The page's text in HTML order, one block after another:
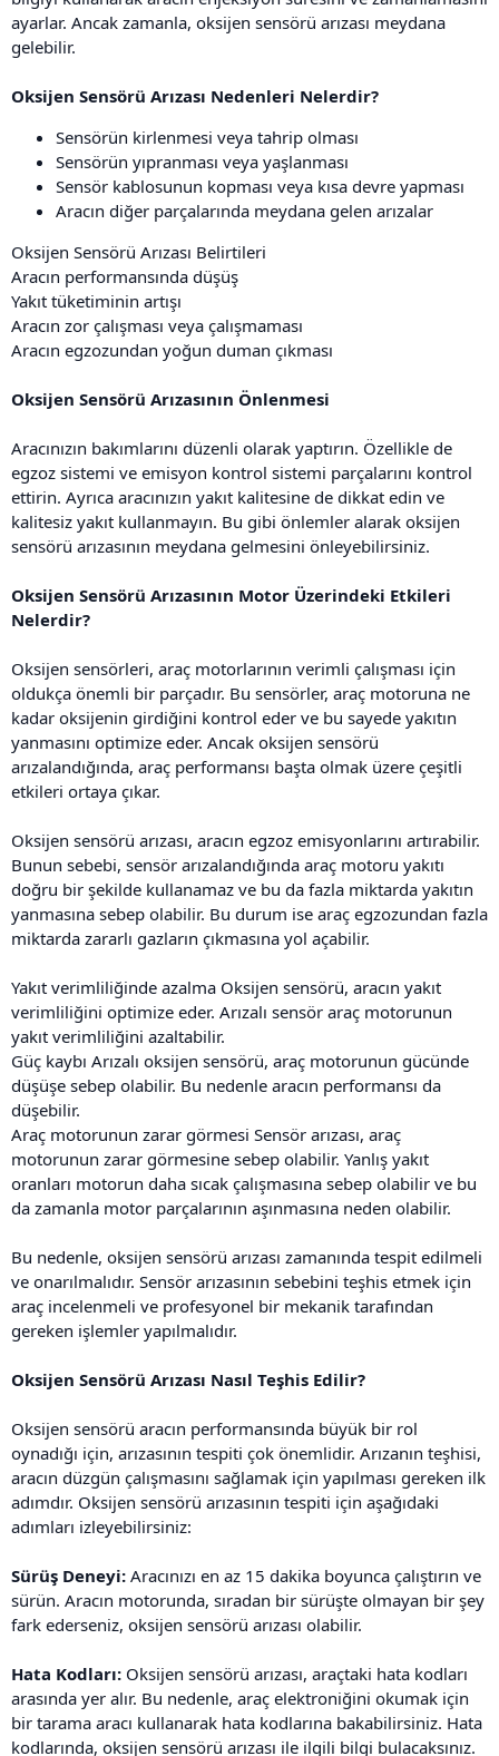
ayarlar. Ancak zamanla, oksijen sensörü arızası meydana
gelebilir.
Oksijen Sensörü Arızası Nedenleri Nelerdir?
Sensörün kirlenmesi veya tahrip olması
Sensörün yıpranması veya yaşlanması
Sensör kablosunun kopması veya kısa devre yapması
Aracın diğer parçalarında meydana gelen arızalar
Oksijen Sensörü Arızası Belirtileri
Aracın performansında düşüş
Yakıt tüketiminin artışı
Aracın zor çalışması veya çalışmaması
Aracın egzozundan yoğun duman çıkması
Oksijen Sensörü Arızasının Önlenmesi
Aracınızın bakımlarını düzenli olarak yaptırın. Özellikle de
egzoz sistemi ve emisyon kontrol sistemi parçalarını kontrol
ettirin. Ayrıca aracınızın yakıt kalitesine de dikkat edin ve
kalitesiz yakıt kullanmayın. Bu gibi önlemler alarak oksijen
sensörü arızasının meydana gelmesini önleyebilirsiniz.
Oksijen Sensörü Arızasının Motor Üzerindeki Etkileri
Nelerdir?
Oksijen sensörleri, araç motorlarının verimli çalışması için
oldukça önemli bir parçadır. Bu sensörler, araç motoruna ne
kadar oksijenin girdiğini kontrol eder ve bu sayede yakıtın
yanmasını optimize eder. Ancak oksijen sensörü
arızalandığında, araç performansı başta olmak üzere çeşitli
etkileri ortaya çıkar.
Oksijen sensörü arızası, aracın egzoz emisyonlarını artırabilir.
Bunun sebebi, sensör arızalandığında araç motoru yakıtı
doğru bir şekilde kullanamaz ve bu da fazla miktarda yakıtın
yanmasına sebep olabilir. Bu durum ise araç egzozundan fazla
miktarda zararlı gazların çıkmasına yol açabilir.
Yakıt verimliliğinde azalma Oksijen sensörü, aracın yakıt
verimliliğini optimize eder. Arızalı sensör araç motorunun
yakıt verimliliğini azaltabilir.
Güç kaybı Arızalı oksijen sensörü, araç motorunun gücünde
düşüşe sebep olabilir. Bu nedenle aracın performansı da
düşebilir.
Araç motorunun zarar görmesi Sensör arızası, araç
motorunun zarar görmesine sebep olabilir. Yanlış yakıt
oranları motorun daha sıcak çalışmasına sebep olabilir ve bu
da zamanla motor parçalarının aşınmasına neden olabilir.
Bu nedenle, oksijen sensörü arızası zamanında tespit edilmeli
ve onarılmalıdır. Sensör arızasının sebebini teşhis etmek için
araç incelenmeli ve profesyonel bir mekanik tarafından
gereken işlemler yapılmalıdır.
Oksijen Sensörü Arızası Nasıl Teşhis Edilir?
Oksijen sensörü aracın performansında büyük bir rol
oynadığı için, arızasının tespiti çok önemlidir. Arızanın teşhisi,
aracın düzgün çalışmasını sağlamak için yapılması gereken ilk
adımdır. Oksijen sensörü arızasının tespiti için aşağıdaki
adımları izleyebilirsiniz:
Sürüş Deneyi: Aracınızı en az 15 dakika boyunca çalıştırın ve
sürün. Aracın motorunda, sıradan bir sürüşte olmayan bir şey
fark ederseniz, oksijen sensörü arızası olabilir.
Hata Kodları: Oksijen sensörü arızası, araçtaki hata kodları
arasında yer alır. Bu nedenle, araç elektroniğini okumak için
bir tarama aracı kullanarak hata kodlarına bakabilirsiniz. Hata
kodlarında, oksijen sensörü arızası ile ilgili bilgi bulacaksınız.